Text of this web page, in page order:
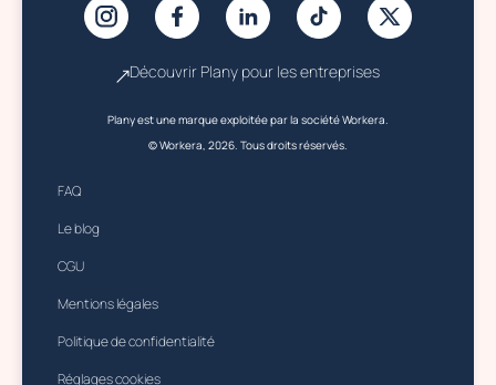
Découvrir Plany pour les entreprises
Plany est une marque exploitée par la société Workera.
© Workera, 2026. Tous droits réservés.
FAQ
Le blog
CGU
Mentions légales
Politique de confidentialité
Réglages cookies